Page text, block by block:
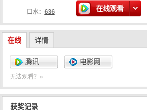
口水： 636 在线观看
在线 详情
腾讯 电影网
无法观看？»
获奖记录